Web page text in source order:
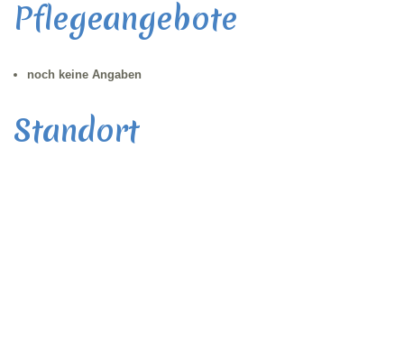
Pflegeangebote
noch keine Angaben
Standort